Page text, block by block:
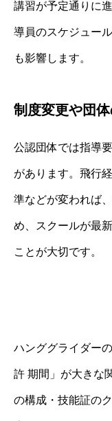
講習が予定通りに
導員のスケジュー
も影響します。
制度変更や団
公認団体では指導
があります。飛行
準などが変われば
め、スクールが最
ことが大切です。
ハンググライダー
許 期間」が大きな
の構成・技能証の